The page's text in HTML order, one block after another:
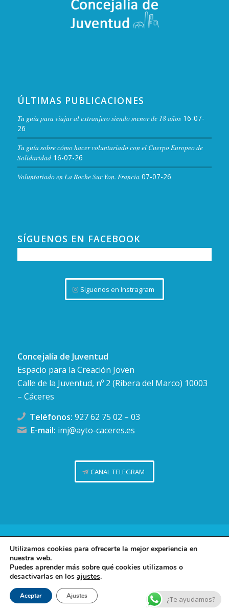
ÚLTIMAS PUBLICACIONES
Tu guía para viajar al extranjero siendo menor de 18 años 16-07-
26
Tu guía sobre cómo hacer voluntariado con el Cuerpo Europeo de
Solidaridad 16-07-26
Voluntariado en La Roche Sur Yon. Francia 07-07-26
SÍGUENOS EN FACEBOOK
Siguenos en Instragram
Concejalía de Juventud
Espacio para la Creación Joven
Calle de la Juventud, nº 2 (Ribera del Marco) 10003
– Cáceres
Teléfonos: 927 62 75 02 – 03
E-mail: imj@ayto-caceres.es
CANAL TELEGRAM
Concejalía de Juventud (Ayuntamiento de Cáceres)
Facebook
TwitterTelegram
Política de privacidad
Política de cookies
Contacto
Utilizamos cookies para ofrecerte la mejor experiencia en
nuestra web.
Puedes aprender más sobre qué cookies utilizamos o
desactivarlas en los ajustes.
Aceptar Ajustes ¿Te ayudamos?